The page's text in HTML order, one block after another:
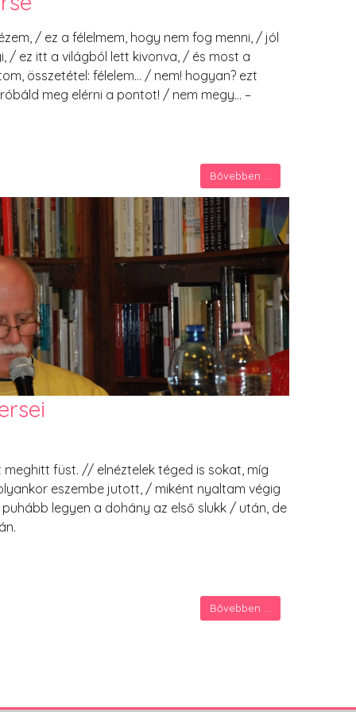
/ ez a félelmem, hogy nem fog menni, / jól
/ ez itt a világból lett kivonva, / és most a
összetétel: félelem… / nem! hogyan? ezt
meg elérni a pontot! / nem megy… –
Bővebben ...
füst. // elnéztelek téged is sokat, míg
eszembe jutott, / miként nyaltam végig
legyen a dohány az első slukk / után, de
Bővebben ...